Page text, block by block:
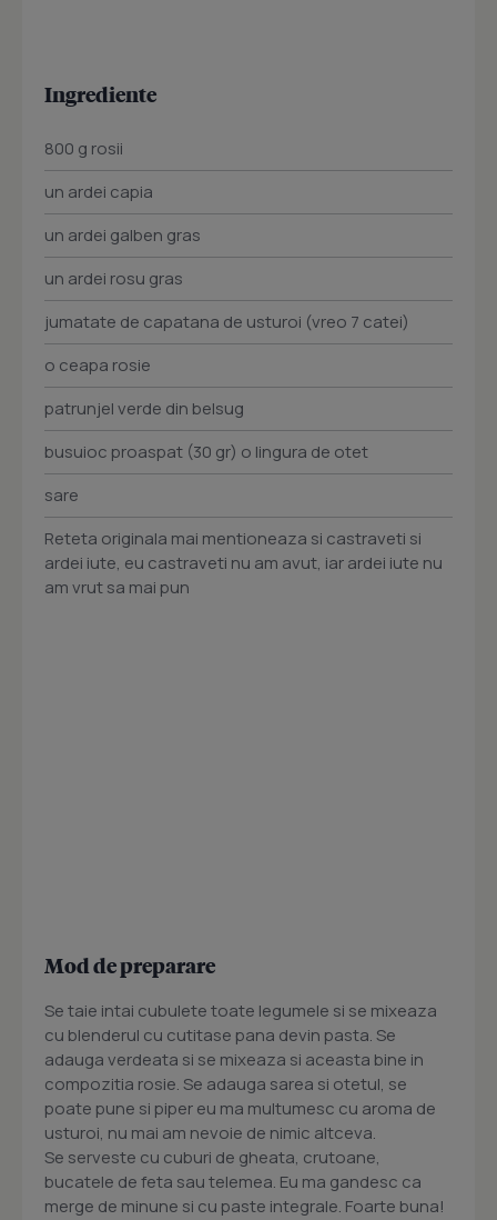
Ingrediente
800 g rosii
un ardei capia
un ardei galben gras
un ardei rosu gras
jumatate de capatana de usturoi (vreo 7 catei)
o ceapa rosie
patrunjel verde din belsug
busuioc proaspat (30 gr) o lingura de otet
sare
Reteta originala mai mentioneaza si castraveti si
ardei iute, eu castraveti nu am avut, iar ardei iute nu
am vrut sa mai pun
Mod de preparare
Se taie intai cubulete toate legumele si se mixeaza
cu blenderul cu cutitase pana devin pasta. Se
adauga verdeata si se mixeaza si aceasta bine in
compozitia rosie. Se adauga sarea si otetul, se
poate pune si piper eu ma multumesc cu aroma de
usturoi, nu mai am nevoie de nimic altceva.
Se serveste cu cuburi de gheata, crutoane,
bucatele de feta sau telemea. Eu ma gandesc ca
merge de minune si cu paste integrale. Foarte buna!